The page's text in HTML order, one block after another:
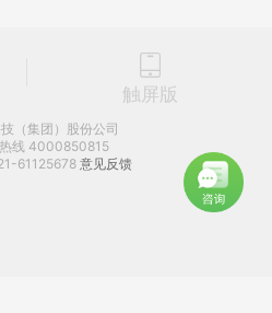
触屏版
技（集团）股份公司
线 4000850815
61125678意见反馈